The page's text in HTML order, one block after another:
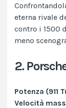
eterna rivale
contro i 1500
meno
2.
Potenza (911
Velocità